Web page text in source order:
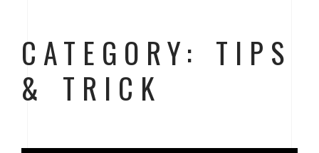
CATEGORY: TIPS
& TRICK